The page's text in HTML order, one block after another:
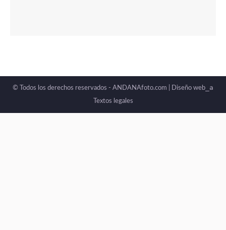
© Todos los derechos reservados - ANDANAfoto.com | Diseño web _a
Textos legales